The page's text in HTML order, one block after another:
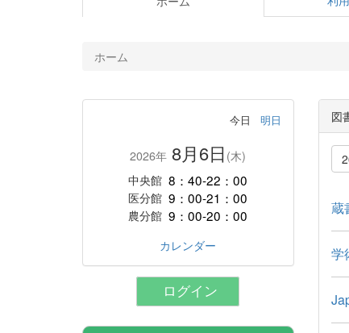
ホーム
図
蔵
学
今日 明日
2026年 8月6日 (木)
中央館 8：40-22：00
医分館 9：00-21：00
農分館 9：00-20：00
カレンダー
ログイン